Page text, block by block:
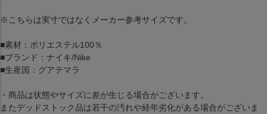
※こちらは実寸ではなくメーカー参考サイズです。
■素材：ポリエステル100％
■ブランド：ナイキ/Nike
■生産国：グアテマラ
・商品は状態やサイズに差が生じる場合がございます。
またデッドストック品は若干の汚れや経年劣化がある場合がございま